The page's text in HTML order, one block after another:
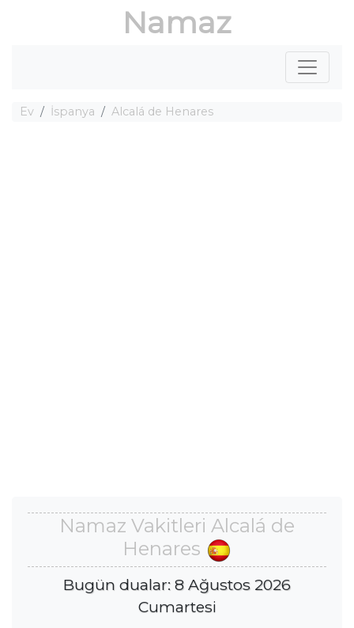
Namaz
Ev İspanya Alcalá de Henares
Namaz Vakitleri Alcalá de
Henares
Bugün dualar: 8 Ağustos 2026
Cumartesi